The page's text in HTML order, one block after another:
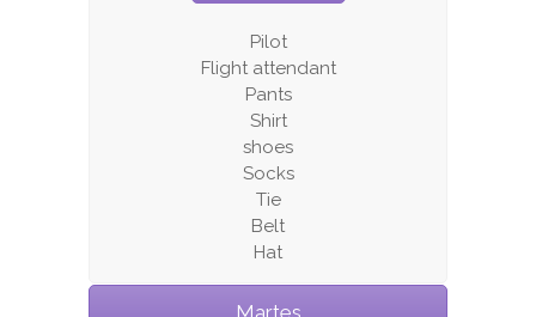
Pilot
Flight attendant
Pants
Shirt
shoes
Socks
Tie
Belt
Hat